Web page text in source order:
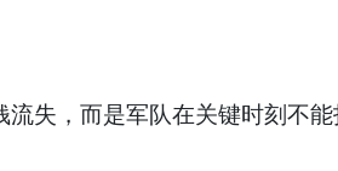
失，而是军队在关键时刻不能